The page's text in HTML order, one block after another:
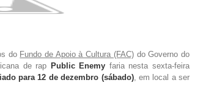
do Fundo de Apoio à Cultura (FAC)do Governo do
de rap Public Enemy faria nesta sexta-feira
para 12 de dezembro (sábado), em local a ser